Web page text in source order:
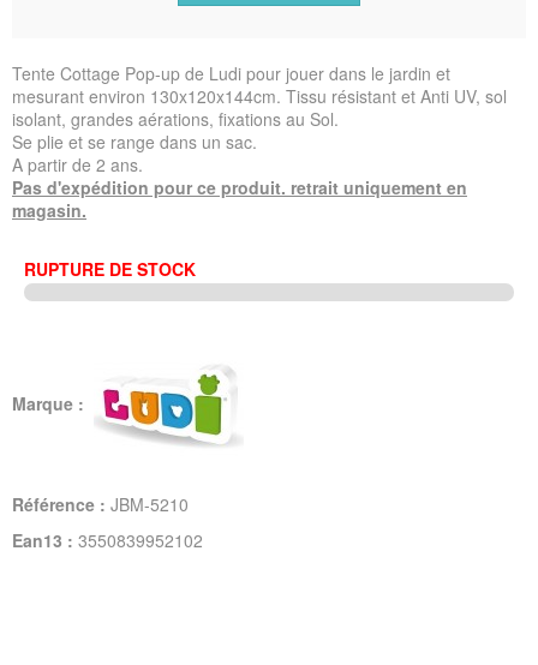
Tente Cottage Pop-up de Ludi pour jouer dans le jardin et
mesurant environ 130x120x144cm. Tissu résistant et Anti UV, sol
isolant, grandes aérations, fixations au Sol.
Se plie et se range dans un sac.
A partir de 2 ans.
Pas d'expédition pour ce produit. retrait uniquement en
magasin.
RUPTURE DE STOCK
Marque :
Référence : JBM-5210
Ean13 : 3550839952102